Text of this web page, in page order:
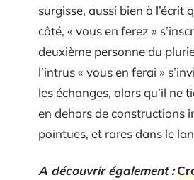
surgisse, aussi bien à l’écrit
côté, « vous en ferez »
deuxième personne du
l’intrus « vous en ferai »
les échanges, alors qu’il ne
en dehors de constructions
pointues, et rares dans le
A découvrir également :